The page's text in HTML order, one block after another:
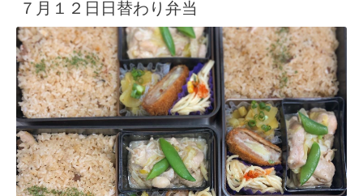
７月１２日日替わり弁当